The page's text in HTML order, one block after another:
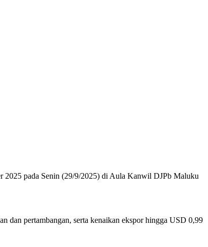
2025 pada Senin (29/9/2025) di Aula Kanwil DJPb Maluku
dan pertambangan, serta kenaikan ekspor hingga USD 0,99